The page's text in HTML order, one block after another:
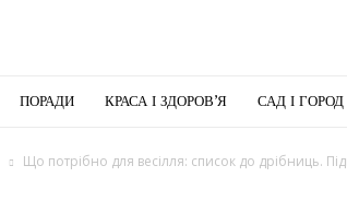
ПОРАДИ КРАСА І ЗДОРОВ’Я САД І ГОРОД
Що потрібно для весілля: список до дрібниць.